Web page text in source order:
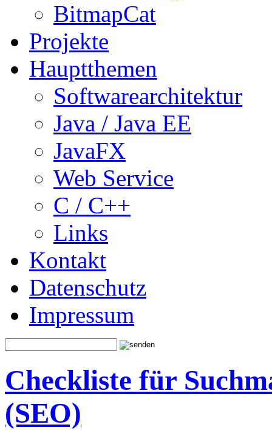
BitmapCat
Projekte
Hauptthemen
Softwarearchitektur
Java / Java EE
JavaFX
Web Service
C / C++
Links
Kontakt
Datenschutz
Impressum
Checkliste für
(SEO)